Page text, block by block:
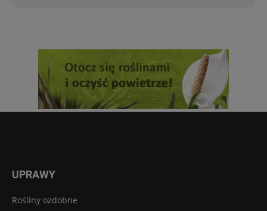
UPRAWY
Rośliny ozdobne